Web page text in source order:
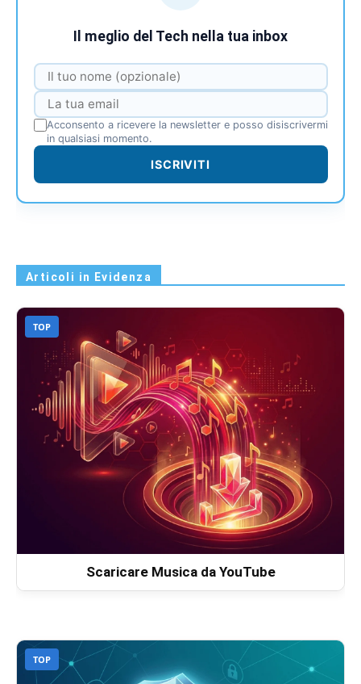
Il meglio del Tech nella tua inbox
Acconsento a ricevere la newsletter e posso disiscrivermi
in qualsiasi momento.
ISCRIVITI
Articoli in Evidenza
TOP
Scaricare Musica da YouTube
TOP